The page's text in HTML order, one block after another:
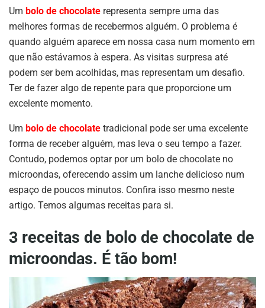
Um bolo de chocolate representa sempre uma das
melhores formas de recebermos alguém. O problema é
quando alguém aparece em nossa casa num momento em
que não estávamos à espera. As visitas surpresa até
podem ser bem acolhidas, mas representam um desafio.
Ter de fazer algo de repente para que proporcione um
excelente momento.
Um bolo de chocolate tradicional pode ser uma excelente
forma de receber alguém, mas leva o seu tempo a fazer.
Contudo, podemos optar por um bolo de chocolate no
microondas, oferecendo assim um lanche delicioso num
espaço de poucos minutos. Confira isso mesmo neste
artigo. Temos algumas receitas para si.
3 receitas de bolo de chocolate de
microondas. É tão bom!